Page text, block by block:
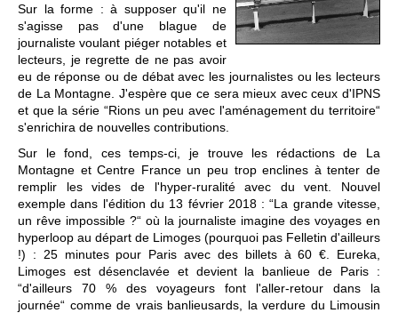
Sur la forme : à supposer qu'il ne
s'agisse pas d'une blague de
journaliste voulant piéger notables et
lecteurs, je regrette de ne pas avoir
eu de réponse ou de débat avec les journalistes ou les lecteurs
de La Montagne. J'espère que ce sera mieux avec ceux d'IPNS
et que la série “Rions un peu avec l'aménagement du territoire“
s'enrichira de nouvelles contributions.
Sur le fond, ces temps-ci, je trouve les rédactions de La
Montagne et Centre France un peu trop enclines à tenter de
remplir les vides de l'hyper-ruralité avec du vent. Nouvel
exemple dans l'édition du 13 février 2018 : “La grande vitesse,
un rêve impossible ?“ où la journaliste imagine des voyages en
hyperloop au départ de Limoges (pourquoi pas Felletin d'ailleurs
!) : 25 minutes pour Paris avec des billets à 60 €. Eureka,
Limoges est désenclavée et devient la banlieue de Paris :
“d'ailleurs 70 % des voyageurs font l'aller-retour dans la
journée“ comme de vrais banlieusards, la verdure du Limousin